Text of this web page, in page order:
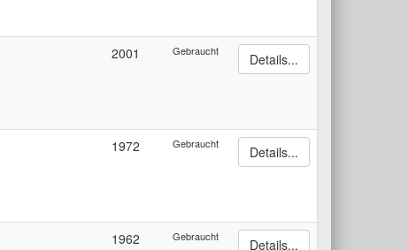
2001 Gebraucht Details...
1972 Gebraucht Details...
1962 Gebraucht Details...